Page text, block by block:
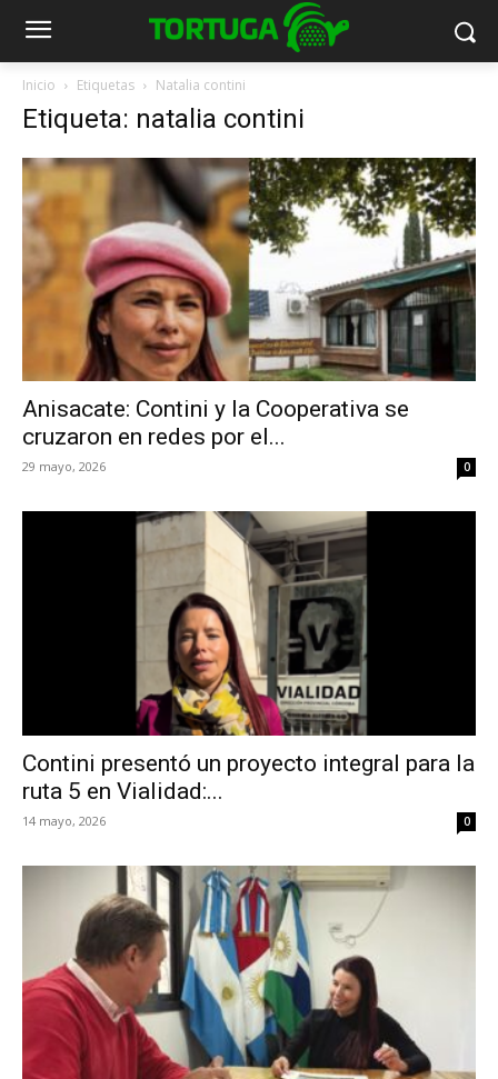
Inicio Etiquetas Natalia contini
Etiqueta: natalia contini
Anisacate: Contini y la Cooperativa se
cruzaron en redes por el...
29 mayo, 2026 0
Contini presentó un proyecto integral para la
ruta 5 en Vialidad:...
14 mayo, 2026 0